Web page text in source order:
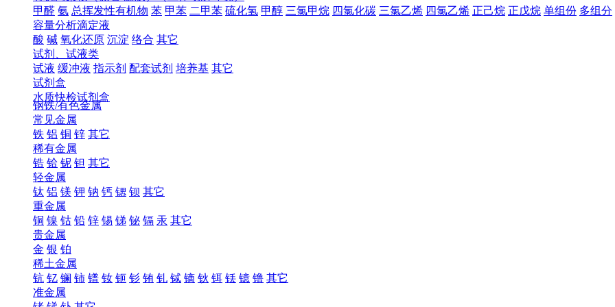
甲醛 氨 总挥发性有机物 苯 甲苯 二甲苯 硫化氢 甲醇 三氯甲烷 四氯化碳 三氯乙烯 四氯乙烯 正己烷 正戊烷 单组份 多组分
容量分析滴定液
酸 碱 氧化还原 沉淀 络合 其它
试剂、试液类
试液 缓冲液 指示剂 配套试剂 培养基 其它
试剂盒
水质快检试剂盒
钢铁/有色金属
常见金属
铁 铝 铜 锌 其它
稀有金属
锆 铪 铌 钽 其它
轻金属
钛 铝 镁 钾 钠 钙 锶 钡 其它
重金属
铜 镍 钴 铅 锌 锡 锑 铋 镉 汞 其它
贵金属
金 银 铂
稀土金属
钪 钇 镧 铈 镨 钕 钷 钐 铕 钆 铽 镝 钬 铒 铥 镱 镥 其它
准金属